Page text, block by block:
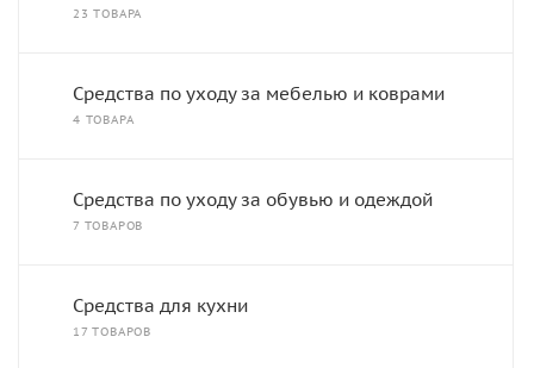
23 ТОВАРА
Средства по уходу за мебелью и коврами
4 ТОВАРА
Средства по уходу за обувью и одеждой
7 ТОВАРОВ
Средства для кухни
17 ТОВАРОВ